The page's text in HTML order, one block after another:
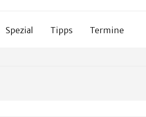
Spezial Tipps Termine